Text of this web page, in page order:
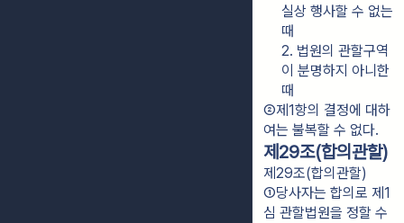
실상 행사할 수 없는
때
2. 법원의 관할구역
이 분명하지 아니한
때
②제1항의 결정에 대하
여는 불복할 수 없다.
제29조(합의관할)
제29조(합의관할)
①당사자는 합의로 제1
심 관할법원을 정할 수